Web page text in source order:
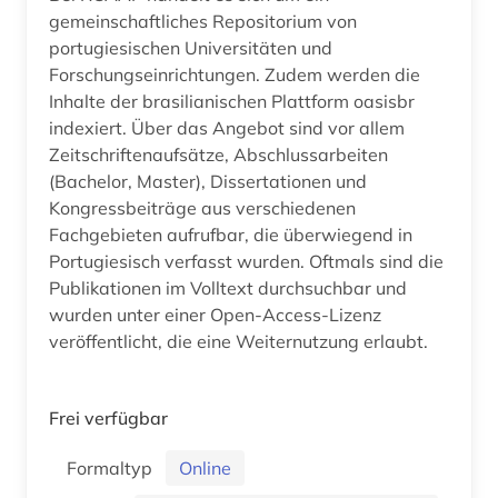
gemeinschaftliches Repositorium von
portugiesischen Universitäten und
Forschungseinrichtungen. Zudem werden die
Inhalte der brasilianischen Plattform oasisbr
indexiert. Über das Angebot sind vor allem
Zeitschriftenaufsätze, Abschlussarbeiten
(Bachelor, Master), Dissertationen und
Kongressbeiträge aus verschiedenen
Fachgebieten aufrufbar, die überwiegend in
Portugiesisch verfasst wurden. Oftmals sind die
Publikationen im Volltext durchsuchbar und
wurden unter einer Open-Access-Lizenz
veröffentlicht, die eine Weiternutzung erlaubt.
Frei verfügbar
Formaltyp
Online